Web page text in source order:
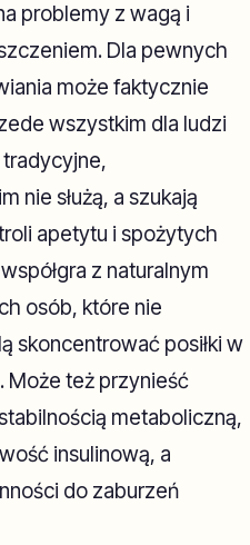
problemy z wagą i
Dla pewnych
może faktycznie
wszystkim dla ludzi
nie służą, a szukają
apetytu i spożytych
z naturalnym
osób, które nie
skoncentrować posiłki w
Może też przynieść
metaboliczną,
insulinową, a
do zaburzeń